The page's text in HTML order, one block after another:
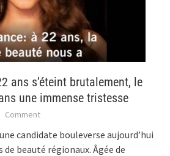
ans s’éteint brutalement, le
une immense tristesse
Comment
candidate bouleverse aujourd’hui
de beauté régionaux. Âgée de